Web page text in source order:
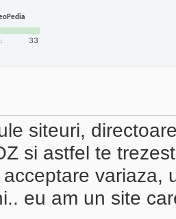
33
siteuri,
si astfel te
variaza,
eu am un site